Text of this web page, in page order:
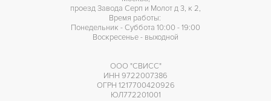
проезд Завода Серп и Молот д 3, к 2,
Время работы:
Понедельник - Суббота 10:00 - 19:00
Воскресенье - выходной
ООО "СВИСС"
ИНН 9722007386
ОГРН 1217700420926
ЮЛ772201001